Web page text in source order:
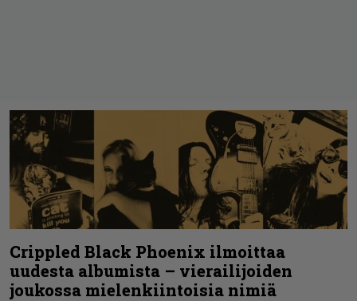
Crippled Black Phoenix ilmoittaa
uudesta albumista – vierailijoiden
joukossa mielenkiintoisia nimiä